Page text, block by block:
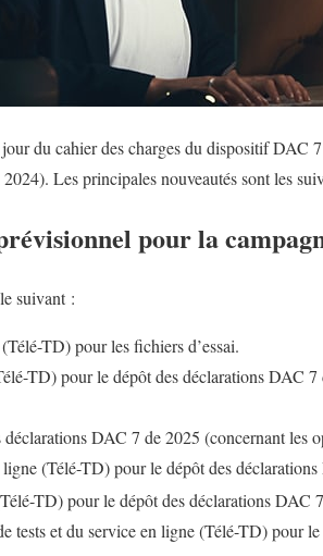
du cahier des charges du dispositif DAC
Les principales nouveautés sont les
pour la
suivant :
TD) pour les fichiers d’essai.
TD) pour le dépôt des déclarations DAC
DAC 7 de 2025 (concernant les
(Télé-TD) pour le dépôt des
TD) pour le dépôt des déclarations DAC
tests et du service en ligne (Télé-TD) pour